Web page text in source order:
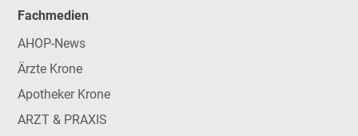
Fachmedien
AHOP-News
Ärzte Krone
Apotheker Krone
ARZT & PRAXIS